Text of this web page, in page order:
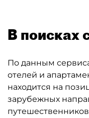
В поисках
По данным
отелей и
находится на
зарубежных